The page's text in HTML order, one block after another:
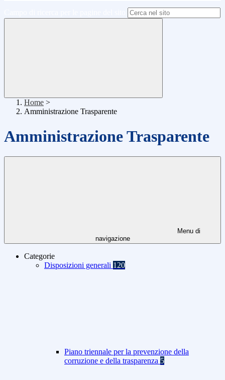
Home >
Amministrazione Trasparente
Amministrazione Trasparente
Menu di
navigazione
Categorie
Disposizioni generali 120
Piano triennale per la prevenzione della
corruzione e della trasparenza 5